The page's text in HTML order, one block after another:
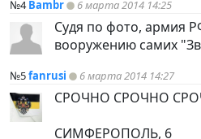
№4Bambr 6 марта 2014 14:25
Судя по фото, армия
вооружению самих
№5fanrusi 6 марта 2014 14:27
СРОЧНО СРОЧНО
СИМФЕРОПОЛЬ, 6